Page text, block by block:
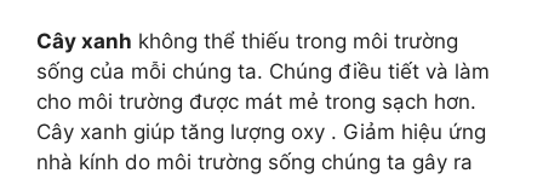
Cây xanh không thể thiếu trong môi trường
sống của mỗi chúng ta. Chúng điều tiết và làm
cho môi trường được mát mẻ trong sạch hơn.
Cây xanh giúp tăng lượng oxy . Giảm hiệu ứng
nhà kính do môi trường sống chúng ta gây ra